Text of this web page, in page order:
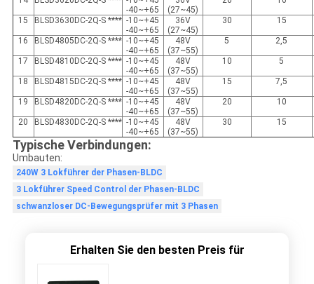
-40~+65
(27~45)
15 BLSD3630DC-2Q-S **** -10~+45
-40~+65
36V
(27~45)
30 15
16 BLSD4805DC-2Q-S **** -10~+45
-40~+65
48V
(37~55)
5 2,5
17 BLSD4810DC-2Q-S **** -10~+45
-40~+65
48V
(37~55)
10 5
18 BLSD4815DC-2Q-S **** -10~+45
-40~+65
48V
(37~55)
15 7,5
19 BLSD4820DC-2Q-S **** -10~+45
-40~+65
48V
(37~55)
20 10
20 BLSD4830DC-2Q-S **** -10~+45
-40~+65
48V
(37~55)
30 15
Typische Verbindungen:
Umbauten:
240W 3 Lokführer der Phasen-BLDC
3 Lokführer Speed Control der Phasen-BLDC
schwanzloser DC-Bewegungsprüfer mit 3 Phasen
Erhalten Sie den besten Preis für